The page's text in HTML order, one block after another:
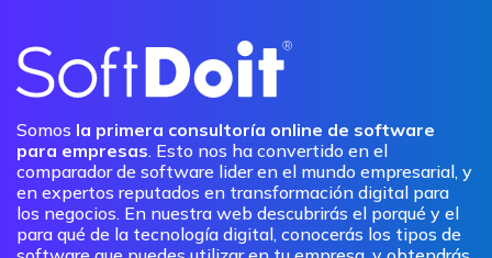
Somos la primera consultoría online de software
para empresas. Esto nos ha convertido en el
comparador de software lider en el mundo empresarial, y
en expertos reputados en transformación digital para
los negocios. En nuestra web descubrirás el porqué y el
para qué de la tecnología digital, conocerás los tipos de